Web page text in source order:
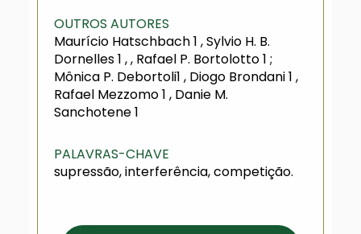
OUTROS AUTORES
Maurício Hatschbach 1 , Sylvio H. B.
Dornelles 1 , , Rafael P. Bortolotto 1 ;
Mônica P. Debortoli1 , Diogo Brondani 1 ,
Rafael Mezzomo 1 , Danie M.
Sanchotene 1
PALAVRAS-CHAVE
supressão, interferência, competição.